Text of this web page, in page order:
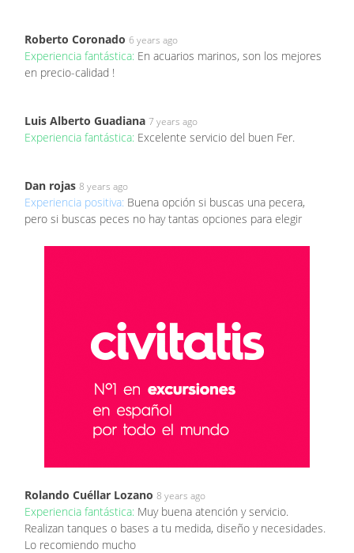
Roberto Coronado 6 years ago
Experiencia fantástica: En acuarios marinos, son los mejores
en precio-calidad !
Luis Alberto Guadiana 7 years ago
Experiencia fantástica: Excelente servicio del buen Fer.
Dan rojas 8 years ago
Experiencia positiva: Buena opción si buscas una pecera,
pero si buscas peces no hay tantas opciones para elegir
Rolando Cuéllar Lozano 8 years ago
Experiencia fantástica: Muy buena atención y servicio.
Realizan tanques o bases a tu medida, diseño y necesidades.
Lo recomiendo mucho